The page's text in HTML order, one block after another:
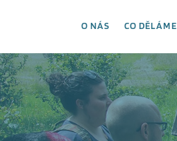
O NÁS CO DĚLÁME